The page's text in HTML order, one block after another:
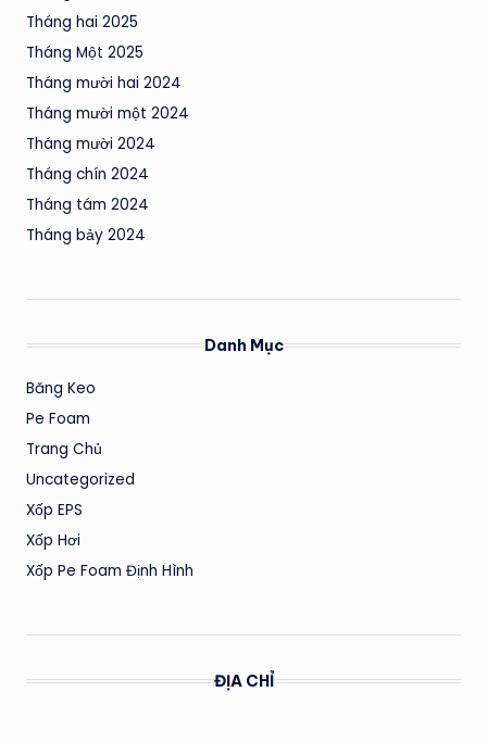
Tháng hai 2025
Tháng Một 2025
Tháng mười hai 2024
Tháng mười một 2024
Tháng mười 2024
Tháng chín 2024
Tháng tám 2024
Tháng bảy 2024
Danh Mục
Băng Keo
Pe Foam
Trang Chủ
Uncategorized
Xốp EPS
Xốp Hơi
Xốp Pe Foam Định Hình
ĐỊA CHỈ